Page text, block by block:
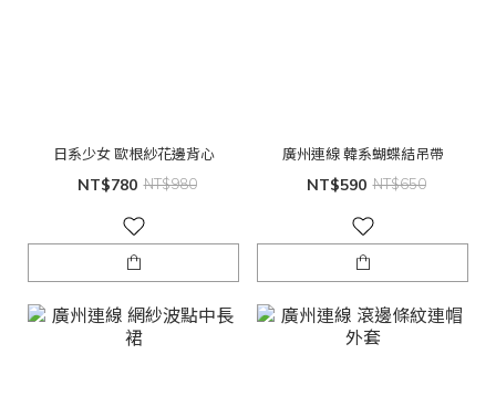
日系少女 歐根紗花邊背心
NT$780 NT$980
廣州連線 韓系蝴蝶結吊帶
NT$590 NT$650